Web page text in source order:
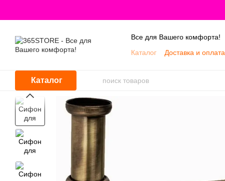
Все для Вашего комфорта!
Каталог
Доставка и оплата
Каталог